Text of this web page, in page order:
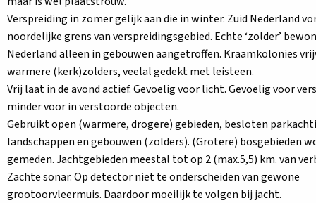
Verspreiding in zomer gelijk aan die in winter. Zuid Nederland
noordelijke grens van verspreidingsgebied. Echte ‘zolder’
Nederland alleen in gebouwen aangetroffen. Kraamkolonies
warmere (kerk)zolders, veelal gedekt met leisteen.
Vrij laat in de avond actief. Gevoelig voor licht. Gevoelig voor
minder voor in verstoorde objecten.
Gebruikt open (warmere, drogere) gebieden, besloten
landschappen en gebouwen (zolders). (Grotere) bosgebieden
gemeden. Jachtgebieden meestal tot op 2 (max.5,5) km. van
Zachte sonar. Op detector niet te onderscheiden van gewone
grootoorvleermuis. Daardoor moeilijk te volgen bij jacht.